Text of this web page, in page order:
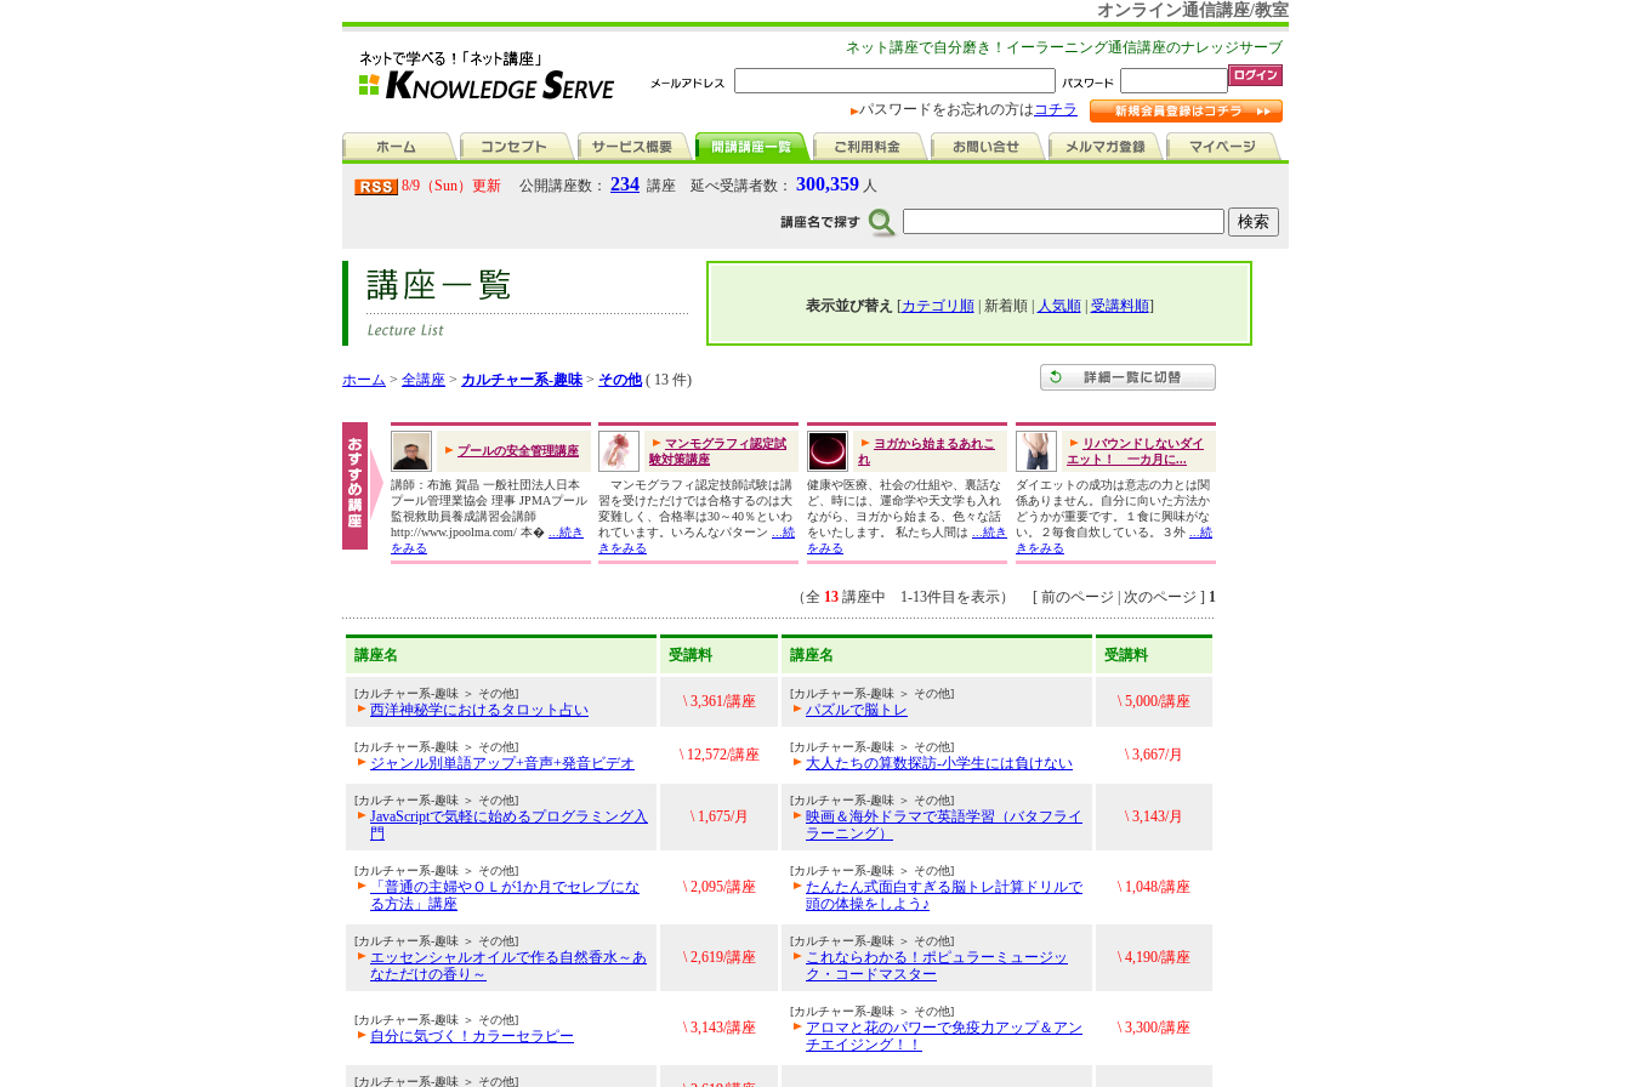
オンライン通信講座/教室
ネット講座で自分磨き！イーラーニング通信講座のナレッジサーブ
パスワードをお忘れの方はコチラ
8/9（Sun）更新 公開講座数： 234 講座 延べ受講者数： 300,359 人
表示並び替え [カテゴリ順| 新着順 | 人気順| 受講料順]
ホーム > 全講座 > カルチャー系-趣味> その他 ( 13 件)
プールの安全管理講座
講師：布施 賀晶 一般社団法人日本
プール管理業協会 理事 JPMAプール
監視救助員養成講習会講師
http://www.jpoolma.com/ 本�
...続き
をみる
マンモグラフィ認定試
験対策講座
マンモグラフィ認定技師試験は講
習を受けただけでは合格するのは大
変難しく、合格率は30～40％といわ
れています。いろんなパターン
...続
きをみる
ヨガから始まるあれこ
れ
健康や医療、社会の仕組や、裏話な
ど、時には、運命学や天文学も入れ
ながら、ヨガから始まる、色々な話
をいたします。 私たち人間は
...続き
をみる
リバウンドしないダイ
エット！ 一カ月に...
ダイエットの成功は意志の力とは関
係ありません。自分に向いた方法か
どうかが重要です。１食に興味がな
い。２毎食自炊している。３外
...続
きをみる
（全 13 講座中 1-13件目を表示） [ 前のページ | 次のページ ] 1
講座名 受講料 講座名 受講料
[カルチャー系-趣味 ＞ その他]
西洋神秘学におけるタロット占い \ 3,361/講座 [カルチャー系-趣味 ＞ その他]
パズルで脳トレ \ 5,000/講座
[カルチャー系-趣味 ＞ その他]
ジャンル別単語アップ+音声+発音ビデオ \ 12,572/講座 [カルチャー系-趣味 ＞ その他]
大人たちの算数探訪-小学生には負けない \ 3,667/月
[カルチャー系-趣味 ＞ その他]
JavaScriptで気軽に始めるプログラミング入
門
\ 1,675/月
[カルチャー系-趣味 ＞ その他]
映画＆海外ドラマで英語学習（バタフライ
ラーニング）
\ 3,143/月
[カルチャー系-趣味 ＞ その他]
「普通の主婦やＯＬが1か月でセレブにな
る方法」講座
\ 2,095/講座
[カルチャー系-趣味 ＞ その他]
たんたん式面白すぎる脳トレ計算ドリルで
頭の体操をしよう♪
\ 1,048/講座
[カルチャー系-趣味 ＞ その他]
エッセンシャルオイルで作る自然香水～あ
なただけの香り～
\ 2,619/講座
[カルチャー系-趣味 ＞ その他]
これならわかる！ポピュラーミュージッ
ク・コードマスター
\ 4,190/講座
[カルチャー系-趣味 ＞ その他]
自分に気づく！カラーセラピー \ 3,143/講座
[カルチャー系-趣味 ＞ その他]
アロマと花のパワーで免疫力アップ＆アン
チエイジング！！
\ 3,300/講座
[カルチャー系-趣味 ＞ その他]